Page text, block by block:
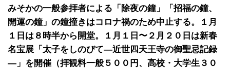
みそかの一般参拝者による「除夜の鐘」「招福の鐘、
開運の鐘」の鐘撞きはコロナ禍のため中止する。１月
１日は８時半から開堂。１月１日〜２月２０日は新春
名宝展「太子をしのびて―近世四天王寺の御聖忌記録
―」を開催（拝観料一般５００円、高校・大学生３０